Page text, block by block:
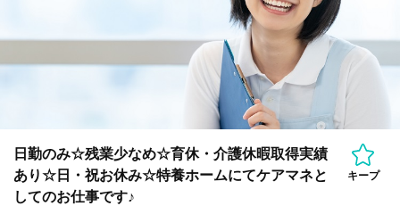
日勤のみ☆残業少なめ☆育休・介護休暇取得実績
あり☆日・祝お休み☆特養ホームにてケアマネと
してのお仕事です♪
キープ